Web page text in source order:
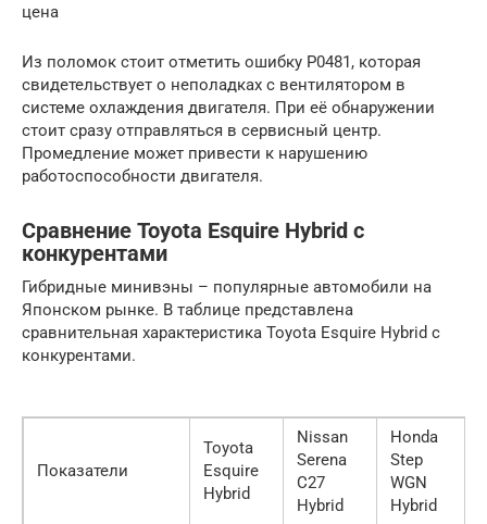
цена
Из поломок стоит отметить ошибку P0481, которая
свидетельствует о неполадках с вентилятором в
системе охлаждения двигателя. При её обнаружении
стоит сразу отправляться в сервисный центр.
Промедление может привести к нарушению
работоспособности двигателя.
Сравнение Toyota Esquire Hybrid с
конкурентами
Гибридные минивэны – популярные автомобили на
Японском рынке. В таблице представлена
сравнительная характеристика Toyota Esquire Hybrid с
конкурентами.
Показатели
Toyota
Esquire
Hybrid
Nissan
Serena
C27
Hybrid
Honda
Step
WGN
Hybrid